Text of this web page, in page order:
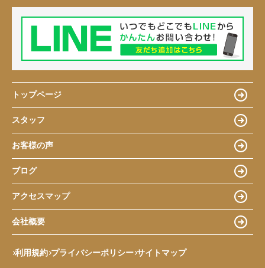
トップページ
スタッフ
お客様の声
ブログ
アクセスマップ
会社概要
利用規約 プライバシーポリシー サイトマップ